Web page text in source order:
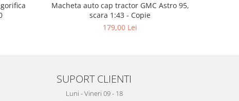
Macheta auto cap tractor GMC Astro 95,
scara 1:43 - Copie
179,00 Lei
SUPORT CLIENTI
Luni - Vineri 09 - 18